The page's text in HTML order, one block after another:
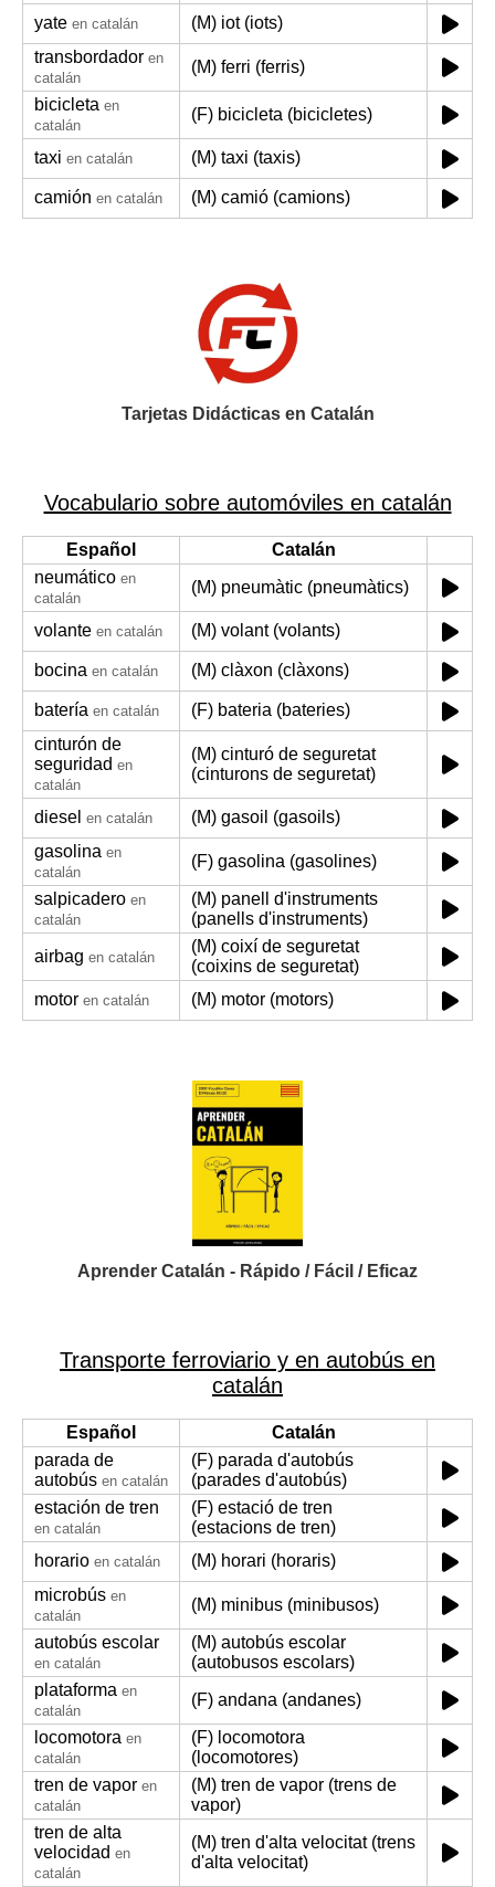
yate en catalán
(M) iot (iots)
transbordador en
catalán
(M) ferri (ferris)
bicicleta en
catalán
(F) bicicleta (bicicletes)
taxi en catalán (M) taxi (taxis)
camión en catalán (M) camió (camions)
Tarjetas Didácticas en Catalán
Vocabulario sobre automóviles en catalán
Español
Catalán
neumático en
catalán
(M) pneumàtic (pneumàtics)
volante en catalán (M) volant (volants)
bocina en catalán (M) clàxon (clàxons)
batería en catalán
(F) bateria (bateries)
cinturón de
seguridad en
catalán
(M) cinturó de seguretat
(cinturons de seguretat)
diesel en catalán
(M) gasoil (gasoils)
gasolina en
catalán
(F) gasolina (gasolines)
salpicadero en
catalán
(M) panell d'instruments
(panells d'instruments)
airbag en catalán
(M) coixí de seguretat
(coixins de seguretat)
motor en catalán (M) motor (motors)
Aprender Catalán - Rápido / Fácil / Eficaz
Transporte ferroviario y en autobús en
catalán
Español
Catalán
parada de
autobús en catalán
(F) parada d'autobús
(parades d'autobús)
estación de tren
en catalán
(F) estació de tren
(estacions de tren)
horario en catalán
(M) horari (horaris)
microbús en
catalán
(M) minibus (minibusos)
autobús escolar
en catalán
(M) autobús escolar
(autobusos escolars)
plataforma en
catalán
(F) andana (andanes)
locomotora en
catalán
(F) locomotora
(locomotores)
tren de vapor en
catalán
(M) tren de vapor (trens de
vapor)
tren de alta
velocidad en
catalán
(M) tren d'alta velocitat (trens
d'alta velocitat)